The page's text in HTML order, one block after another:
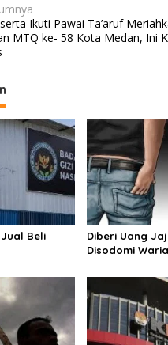
Ikuti Pawai Ta’aruf
MTQ ke- 58 Kota Medan, Ini
Beli
Diberi Uang
Disodomi Waria